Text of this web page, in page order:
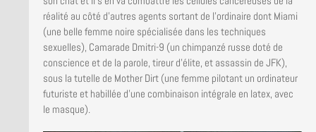
réalité au côté d’autres agents sortant de l’ordinaire dont Miami
(une belle femme noire spécialisée dans les techniques
sexuelles), Camarade Dmitri-9 (un chimpanzé russe doté de
conscience et de la parole, tireur d’élite, et assassin de JFK),
sous la tutelle de Mother Dirt (une femme pilotant un ordinateur
futuriste et habillée d’une combinaison intégrale en latex, avec
le masque).